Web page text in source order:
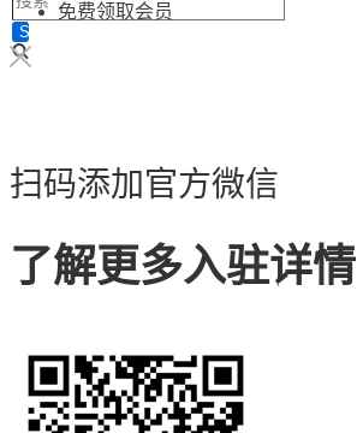
免费领取会员
扫码添加官方微信
了解更多入驻详情